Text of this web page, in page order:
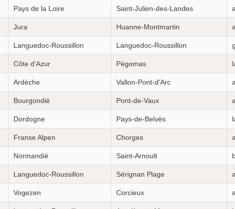
Pays de la Loire Saint-Julien-des-Landes
Jura Huanne-Montmartin
Languedoc-Roussillon Languedoc-Roussillon
Côte d'Azur Pégomas
Ardèche Vallon-Pont-d'Arc
Bourgondië Pont-de-Vaux
Dordogne Pays-de-Belvès
Franse Alpen Chorges
Normandië Saint-Arnoult
Languedoc-Roussillon Sérignan Plage
Vogezen Corcieux